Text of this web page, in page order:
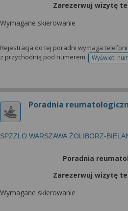
Zarezerwuj wizytę
Wymagane skierowanie
Rejestracja do tej poradni wymaga
z przychodnią pod numerem:
Wyświetl
Poradnia
SPZZLO WARSZAWA ŻOLIBORZ-
Poradnia
Zarezerwuj wizytę
Wymagane skierowanie